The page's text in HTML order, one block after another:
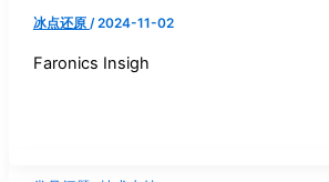
冰点还原 /2024-11-02
Faronics Insigh